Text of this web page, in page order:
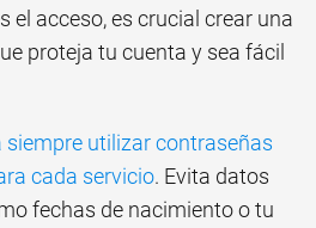
el acceso, es crucial crear una
proteja tu cuenta y sea fácil
siempre utilizar contraseñas
cada servicio. Evita datos
fechas de nacimiento o tu